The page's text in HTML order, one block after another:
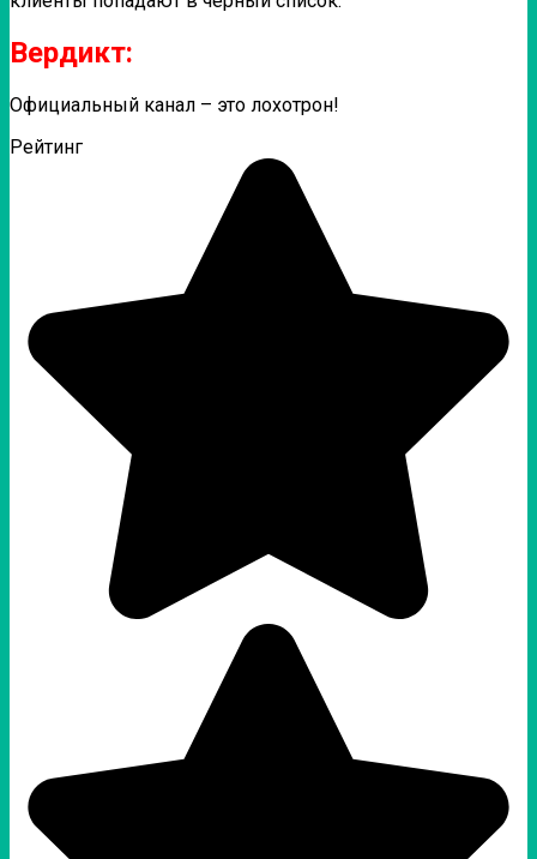
Вердикт:
Официальный канал – это лохотрон!
Рейтинг